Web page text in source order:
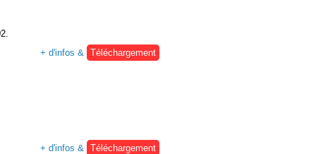
+ d'infos & Téléchargement
+ d'infos &
Téléchargement